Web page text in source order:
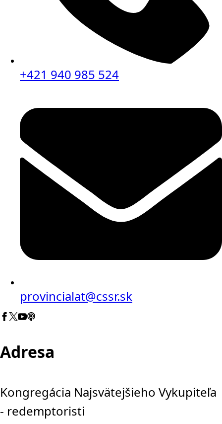
+421 940 985 524
provincialat@cssr.sk
Adresa
Kongregácia Najsvätejšieho Vykupiteľa
- redemptoristi